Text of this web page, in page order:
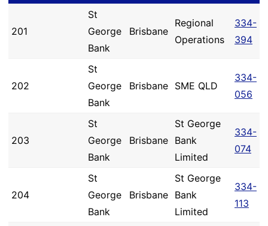
201
St
George
Bank
Brisbane
Regional
Operations
334-
394
202
St
George
Bank
Brisbane SME QLD
334-
056
203
St
George
Bank
Brisbane
St George
Bank
Limited
334-
074
204
St
George
Bank
Brisbane
St George
Bank
Limited
334-
113